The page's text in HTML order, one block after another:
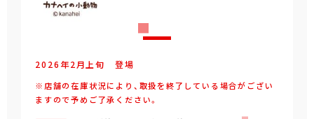
2026年2月 上旬 登場
※店舗の在庫状況により、取扱を終了している場合がござい
ますので予めご了承ください。